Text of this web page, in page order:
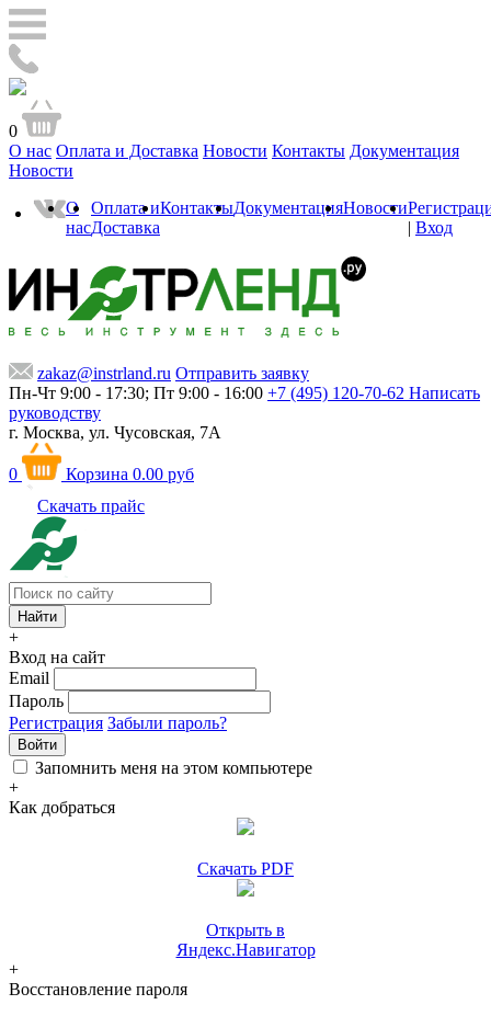
0
О нас Оплата и Доставка Новости Контакты Документация
Новости
О
нас
Оплата и
Доставка
КонтактыДокументацияНовости
| Вход
zakaz@instrland.ru Отправить заявку
Пн-Чт 9:00 - 17:30; Пт 9:00 - 16:00 +7 (495) 120-70-62 Написать
руководству
г. Москва, ул. Чусовская, 7А
0 Корзина 0.00 руб
Скачать прайс
+
Вход на сайт
Email
Пароль
Регистрация Забыли пароль?
Войти
Запомнить меня на этом компьютере
+
Как добраться
Скачать PDF
Открыть в
Яндекс.Навигатор
+
Восстановление пароля